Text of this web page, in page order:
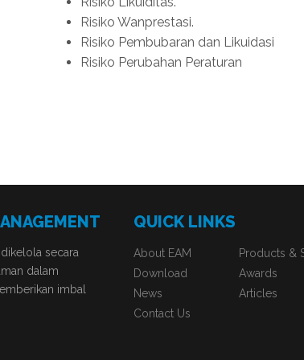
Risiko Wanprestasi.
Risiko Pembubaran dan Likuidasi
Risiko Perubahan Peraturan
secara
dalam
imbal
QUICK LINKS
About EAM
Products &
Download
Awards
News
Articles
Contact Us